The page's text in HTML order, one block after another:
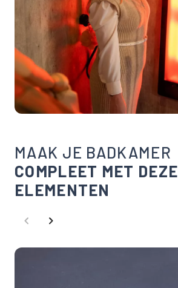
MAAK JE BADKAMER
COMPLEET MET DEZE
ELEMENTEN